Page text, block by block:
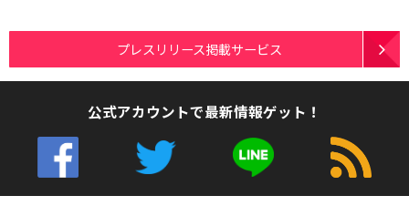
プレスリリース掲載サービス
公式アカウントで最新情報ゲット！